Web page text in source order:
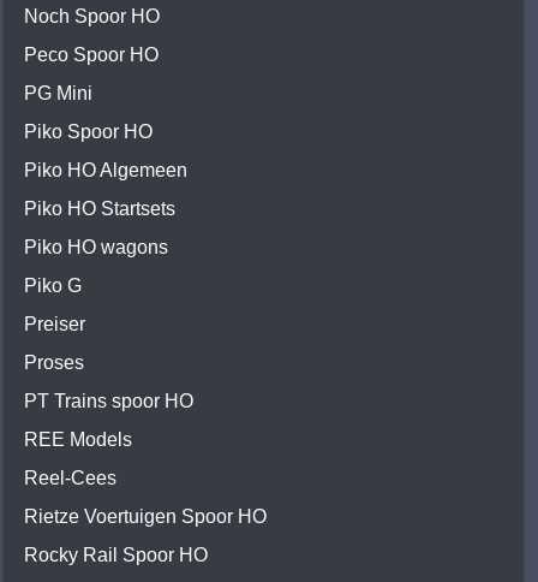
Noch Spoor HO
Peco Spoor HO
PG Mini
Piko Spoor HO
Piko HO Algemeen
Piko HO Startsets
Piko HO wagons
Piko G
Preiser
Proses
PT Trains spoor HO
REE Models
Reel-Cees
Rietze Voertuigen Spoor HO
Rocky Rail Spoor HO